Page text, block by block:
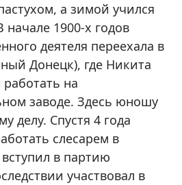
а зимой учился
начале 1900-х годов
деятеля переехала в
Донецк), где Никита
на
заводе. Здесь юношу
делу. Спустя 4 года
слесарем в
в партию
участвовал в